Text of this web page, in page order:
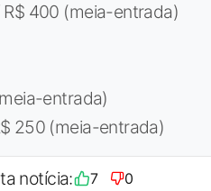
400 (meia-entrada)
entrada)
250 (meia-entrada)
notícia: 7 0